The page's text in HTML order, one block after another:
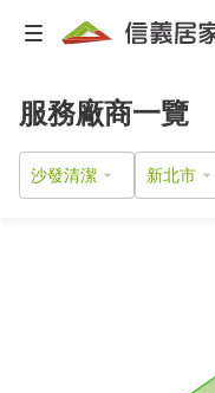
服務廠商一覽
沙發清潔